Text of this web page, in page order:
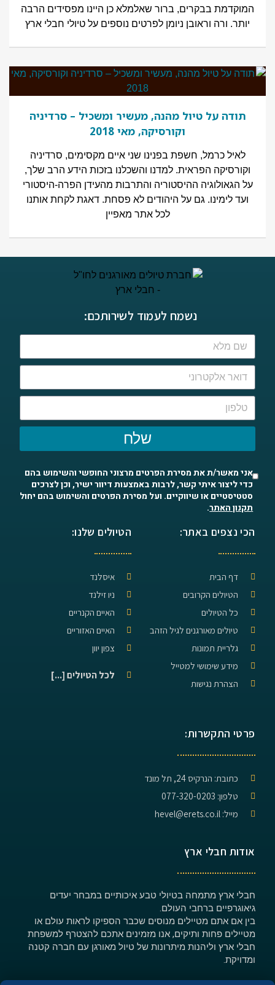
המוקדמת בבקרים, ברור שאלמלא כן היינו מפסידים הרבה
יותר. ורה וראובן ניומן לפרטים נוספים על טיולי חבלי ארץ
תודה על טיול מהנה, מעשיר ומשכיל – סרדיניה
וקורסיקה, מאי 2018
לאיל כרמל, חשפת בפנינו שני איים מקסימים, סרדיניה
וקורסיקה הפראית. למדנו והשכלנו בזכות הידע הרב שלך,
על הגאולוגיה ההיסטוריה והתרבות מהעידן הפרה-היסטורי
ועד לימינו. גם על היהודים לא פסחת. דאגת לקחת אותנו
לכל אתר מאפיין
נשמח לעמוד לשירותכם:
שלח
אני מאשר/ת את מסירת הפרטים מרצוני החופשי והשימוש בהם
כדי ליצור איתי קשר, לרבות באמצעות דיוור ישיר, וכן לצרכים
סטטיסטיים או שיווקיים. ועל מסירת הפרטים והשימוש בהם יחול
תקנון האתר.
הכי נצפים באתר:
דף הבית
הטיולים הקרובים
כל הטיולים
טיולים מאורגנים לגיל הזהב
גלריית תמונות
מידע שימושי למטייל
הצהרת נגישות
הטיולים שלנו:
איסלנד
ניו זילנד
האיים הקנריים
האיים האזוריים
צפון יוון
לכל הטיולים [...]
פרטי התקשרות:
כתובת: הנרקיס 24, תל מונד
טלפון: 077-320-0203
מייל: hevel@erets.co.il
אודות חבלי ארץ
חבלי ארץ מתמחה בטיולי טבע איכותיים במבחר יעדים
גיאוגרפיים ברחבי העולם.
בין אם אתם מטיילים מנוסים שכבר הספיקו לראות עולם או
מטיילים פחות ותיקים, אנו מזמינים אתכם להצטרף למשפחת
חבלי ארץ וליהנות מיתרונות של טיול מאורגן עם חברה קטנה
ומדויקת.